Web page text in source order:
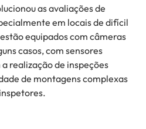
as avaliações de
em locais de difícil
equipados com câmeras
casos, com sensores
realização de inspeções
de montagens complexas